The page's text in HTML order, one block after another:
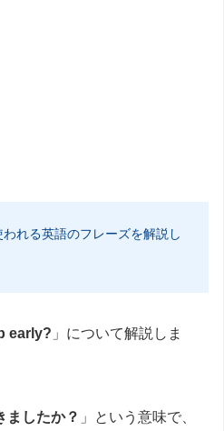
れる英語のフレーズを解説し
early? 」について解説しま
ましたか？ 」という意味で、